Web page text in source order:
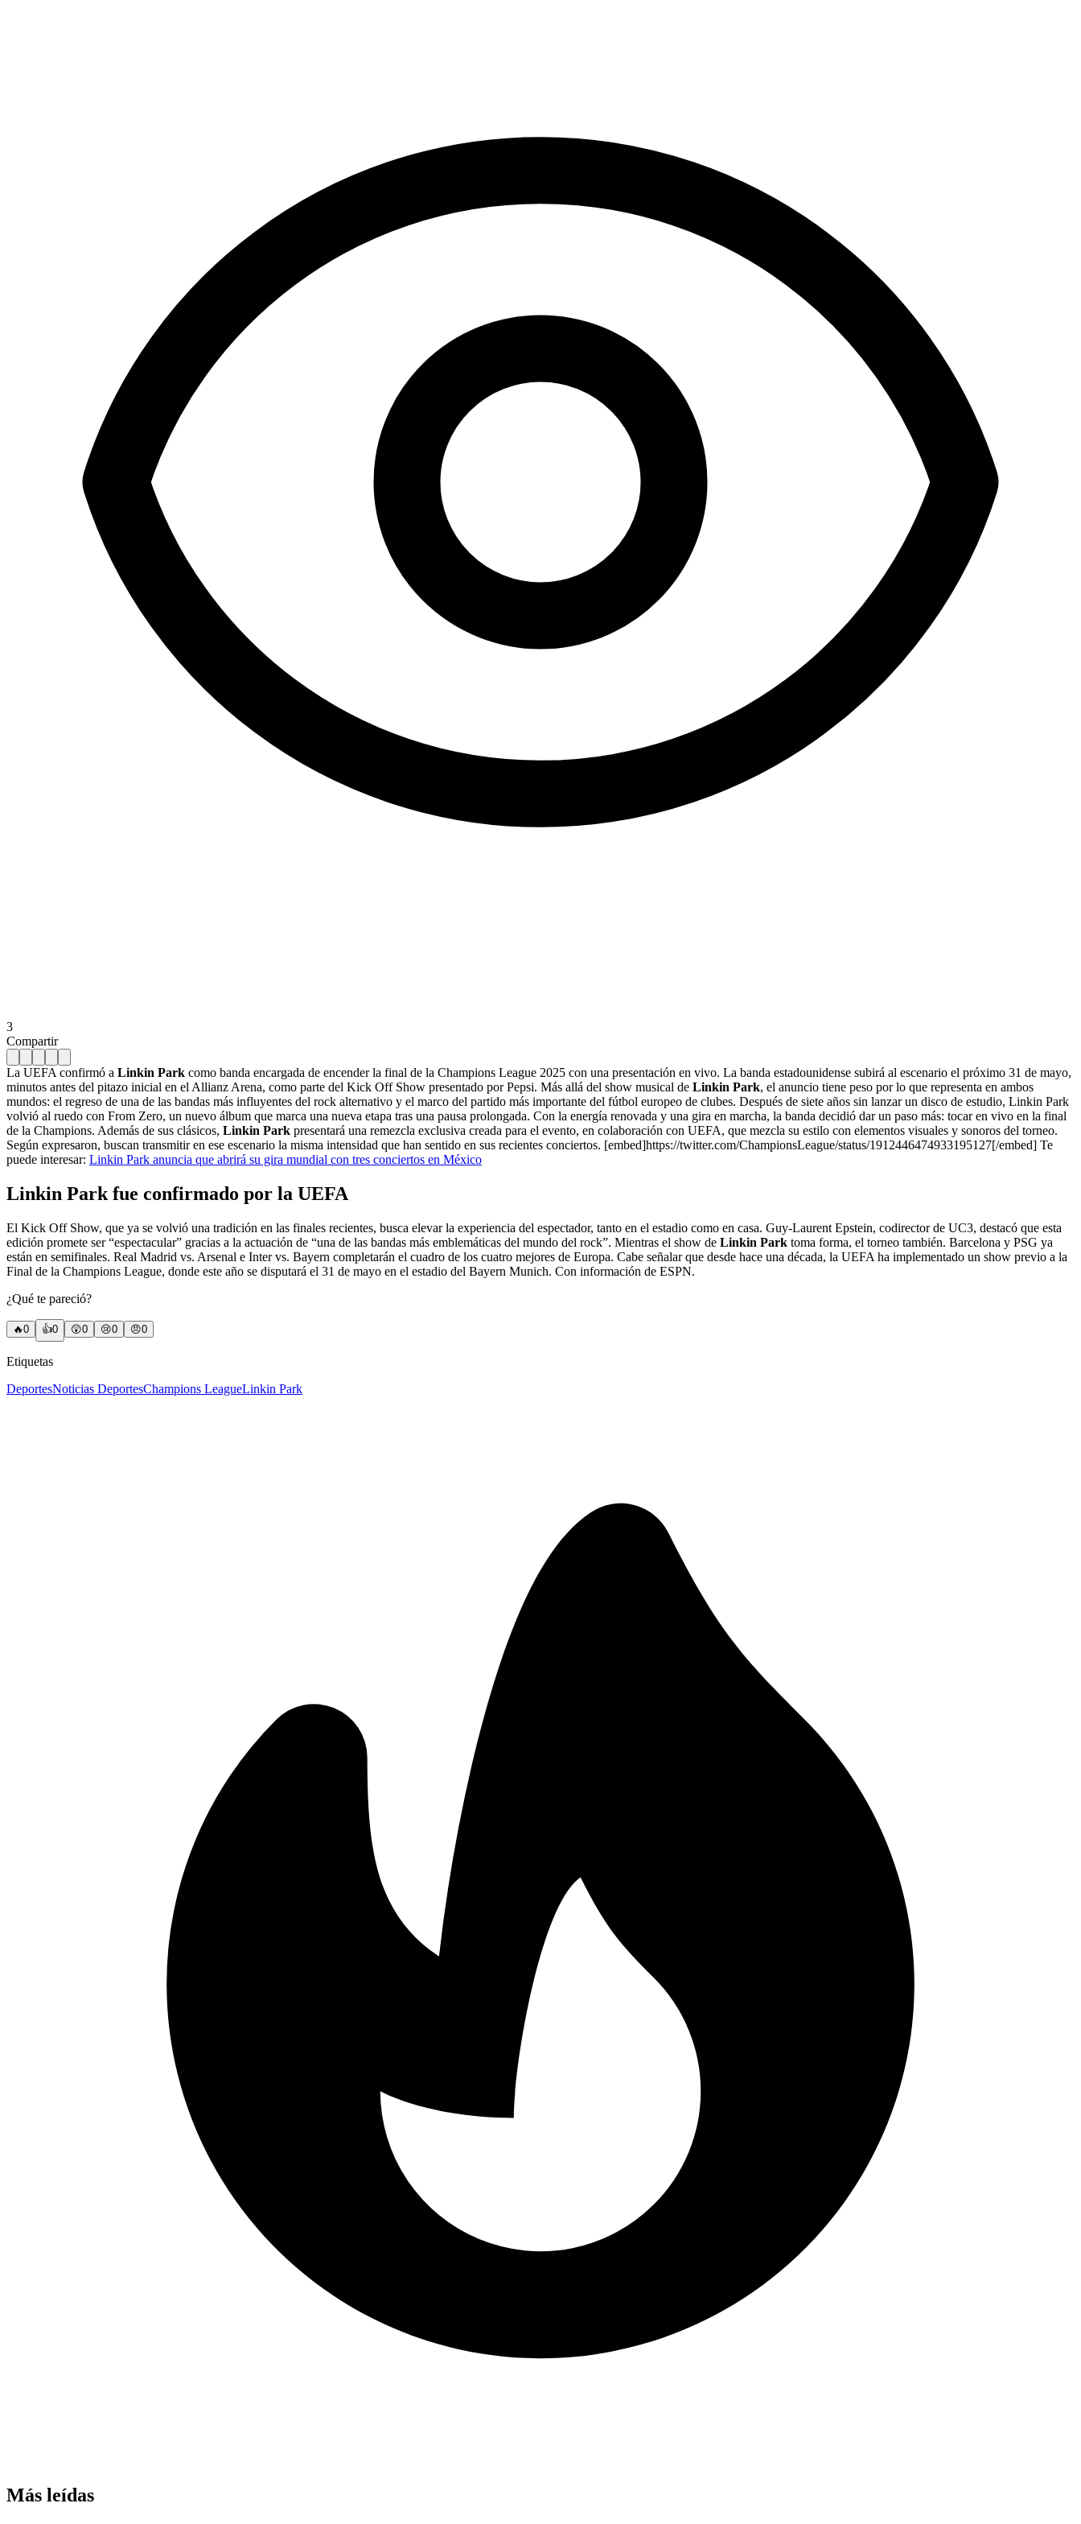
3
Compartir
La UEFA confirmó a Linkin Park como banda encargada de encender la final de la Champions League 2025 con una presentación en vivo. La banda estadounidense subirá al escenario el próximo 31 de mayo,
minutos antes del pitazo inicial en el Allianz Arena, como parte del Kick Off Show presentado por Pepsi. Más allá del show musical de Linkin Park, el anuncio tiene peso por lo que representa en ambos
mundos: el regreso de una de las bandas más influyentes del rock alternativo y el marco del partido más importante del fútbol europeo de clubes. Después de siete años sin lanzar un disco de estudio, Linkin Park
volvió al ruedo con From Zero, un nuevo álbum que marca una nueva etapa tras una pausa prolongada. Con la energía renovada y una gira en marcha, la banda decidió dar un paso más: tocar en vivo en la final
de la Champions. Además de sus clásicos, Linkin Park presentará una remezcla exclusiva creada para el evento, en colaboración con UEFA, que mezcla su estilo con elementos visuales y sonoros del torneo.
Según expresaron, buscan transmitir en ese escenario la misma intensidad que han sentido en sus recientes conciertos. [embed]https://twitter.com/ChampionsLeague/status/1912446474933195127[/embed] Te
puede interesar: Linkin Park anuncia que abrirá su gira mundial con tres conciertos en México
Linkin Park fue confirmado por la UEFA
El Kick Off Show, que ya se volvió una tradición en las finales recientes, busca elevar la experiencia del espectador, tanto en el estadio como en casa. Guy-Laurent Epstein, codirector de UC3, destacó que esta
edición promete ser “espectacular” gracias a la actuación de “una de las bandas más emblemáticas del mundo del rock”. Mientras el show de Linkin Park toma forma, el torneo también. Barcelona y PSG ya
están en semifinales. Real Madrid vs. Arsenal e Inter vs. Bayern completarán el cuadro de los cuatro mejores de Europa. Cabe señalar que desde hace una década, la UEFA ha implementado un show previo a la
Final de la Champions League, donde este año se disputará el 31 de mayo en el estadio del Bayern Munich. Con información de ESPN.
¿Qué te pareció?
🔥0 👍0 😲0 😢0 😠0
Etiquetas
DeportesNoticias DeportesChampions LeagueLinkin Park
Más leídas